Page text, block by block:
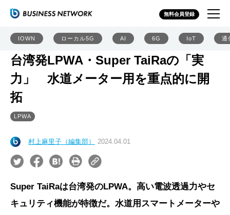
無料会員登録
IOWN ローカル5G AI 6G IoT 通
台湾発LPWA・Super TaiRaの「実
力」 水道メーター用を重点的に開
拓
LPWA
村上麻里子（編集部） 2024.04.01
Super TaiRaは台湾発のLPWA。高い電波透過力やセ
キュリティ機能が特徴だ。水道用スマートメーターや